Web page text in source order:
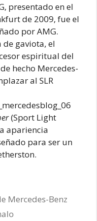
presentado en el
de 2009, fue el
por AMG.
de gaviota, el
espiritual del
hecho Mercedes-
al SLR
(Sport Light
apariencia
para ser un
Mercedes-Benz